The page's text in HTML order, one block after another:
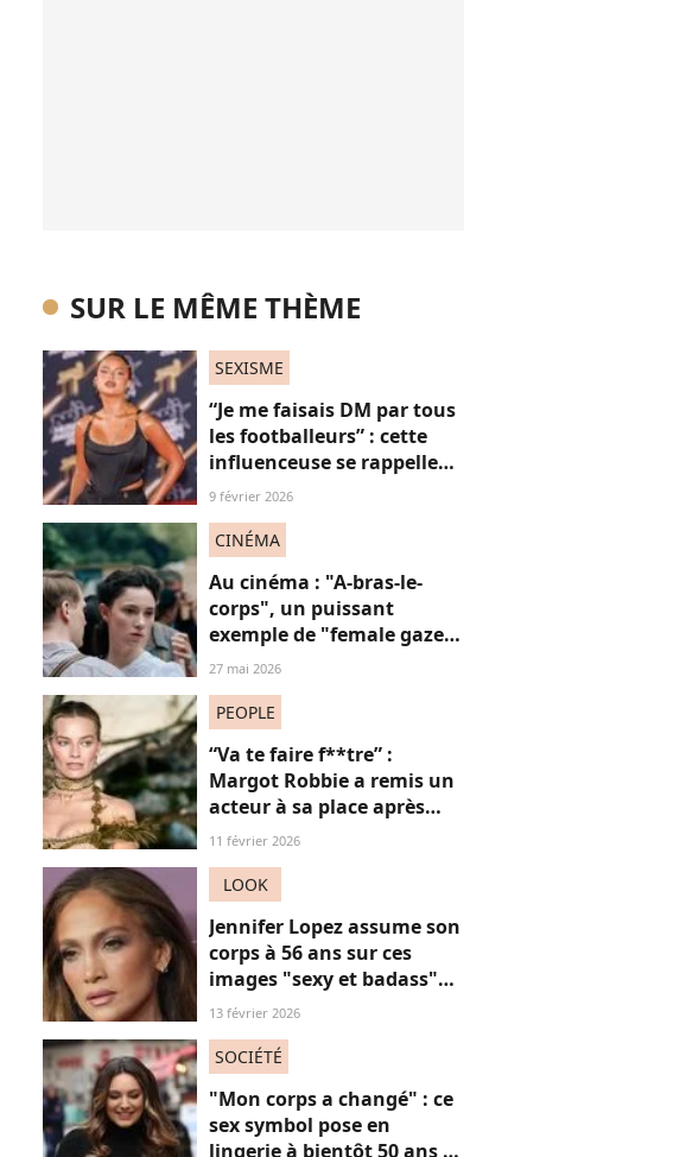
SUR LE MÊME THÈME
SEXISME
“Je me faisais DM par tous
les footballeurs” : cette
influenceuse se rappelle
l’hypersexualisation
14 ans
9 février 2026
CINÉMA
Au cinéma : "A-bras-le-
corps", un puissant
exemple de "female gaze"
à voir à tout prix
27 mai 2026
PEOPLE
“Va te faire f**tre” :
Margot Robbie a remis un
acteur à sa place après
qu’il lui a conseillé de
11 février 2026
LOOK
Jennifer Lopez assume son
corps à 56 ans sur ces
images "sexy et badass"
mais ça ne plaît pas à tout
13 février 2026
SOCIÉTÉ
"Mon corps a changé" : ce
sex symbol pose en
lingerie à bientôt 50 ans et